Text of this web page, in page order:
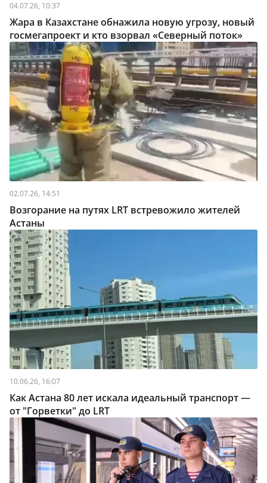
04.07.26, 10:37
Жара в Казахстане обнажила новую угрозу, новый
госмегапроект и кто взорвал «Северный поток»
02.07.26, 14:51
Возгорание на путях LRT встревожило жителей
Астаны
10.06.26, 16:07
Как Астана 80 лет искала идеальный транспорт —
от "Горветки" до LRT